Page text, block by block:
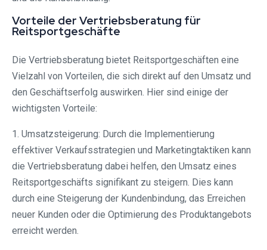
Vorteile der Vertriebsberatung für
Reitsportgeschäfte
Die Vertriebsberatung bietet Reitsportgeschäften eine
Vielzahl von Vorteilen, die sich direkt auf den Umsatz und
den Geschäftserfolg auswirken. Hier sind einige der
wichtigsten Vorteile:
1. Umsatzsteigerung: Durch die Implementierung
effektiver Verkaufsstrategien und Marketingtaktiken kann
die Vertriebsberatung dabei helfen, den Umsatz eines
Reitsportgeschäfts signifikant zu steigern. Dies kann
durch eine Steigerung der Kundenbindung, das Erreichen
neuer Kunden oder die Optimierung des Produktangebots
erreicht werden.